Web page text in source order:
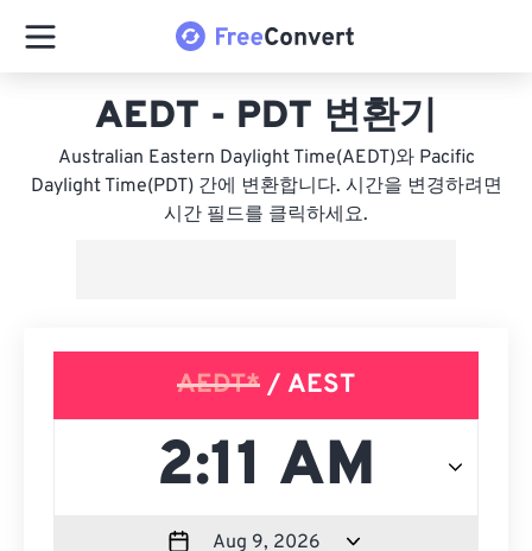
AEDT - PDT 변환기
Australian Eastern Daylight Time(AEDT)와 Pacific
Daylight Time(PDT) 간에 변환합니다. 시간을 변경하려면
시간 필드를 클릭하세요.
AEDT* / AEST